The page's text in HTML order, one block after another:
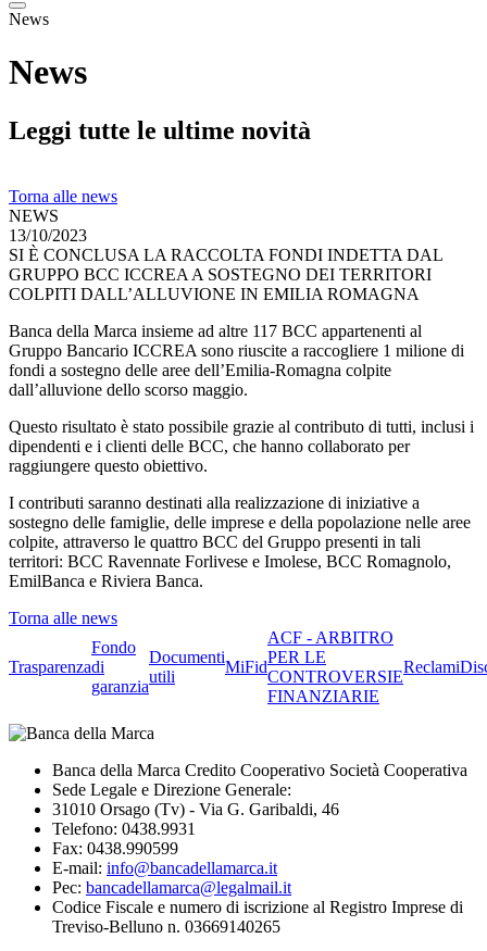
News
News
Leggi tutte le ultime novità
Torna alle news
NEWS
13/10/2023
SI È CONCLUSA LA RACCOLTA FONDI INDETTA DAL
GRUPPO BCC ICCREA A SOSTEGNO DEI TERRITORI
COLPITI DALL’ALLUVIONE IN EMILIA ROMAGNA
Banca della Marca insieme ad altre 117 BCC appartenenti al
Gruppo Bancario ICCREA sono riuscite a raccogliere 1 milione di
fondi a sostegno delle aree dell’Emilia-Romagna colpite
dall’alluvione dello scorso maggio.
Questo risultato è stato possibile grazie al contributo di tutti, inclusi i
dipendenti e i clienti delle BCC, che hanno collaborato per
raggiungere questo obiettivo.
I contributi saranno destinati alla realizzazione di iniziative a
sostegno delle famiglie, delle imprese e della popolazione nelle aree
colpite, attraverso le quattro BCC del Gruppo presenti in tali
territori: BCC Ravennate Forlivese e Imolese, BCC Romagnolo,
EmilBanca e Riviera Banca.
Torna alle news
Trasparenza
Fondo
di
garanzia
Documenti
utili
MiFid
ACF - ARBITRO
PER LE
CONTROVERSIE
FINANZIARIE
Reclami
Banca della Marca Credito Cooperativo Società Cooperativa
Sede Legale e Direzione Generale:
31010 Orsago (Tv) - Via G. Garibaldi, 46
Telefono: 0438.9931
Fax: 0438.990599
E-mail: info@bancadellamarca.it
Pec: bancadellamarca@legalmail.it
Codice Fiscale e numero di iscrizione al Registro Imprese di
Treviso-Belluno n. 03669140265